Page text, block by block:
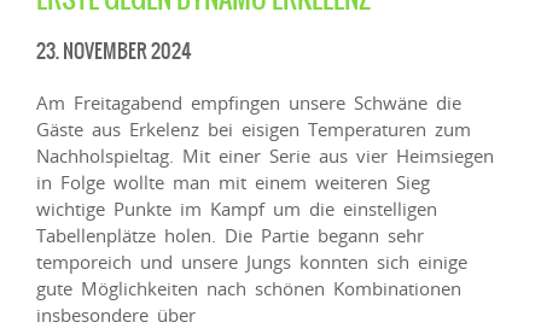
23. NOVEMBER 2024
Am Freitagabend empfingen unsere Schwäne die
Gäste aus Erkelenz bei eisigen Temperaturen zum
Nachholspieltag. Mit einer Serie aus vier Heimsiegen
in Folge wollte man mit einem weiteren Sieg
wichtige Punkte im Kampf um die einstelligen
Tabellenplätze holen. Die Partie begann sehr
temporeich und unsere Jungs konnten sich einige
gute Möglichkeiten nach schönen Kombinationen
insbesondere über